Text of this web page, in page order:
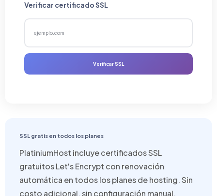
Verificar certificado SSL
Verificar SSL
SSL gratis en todos los planes
PlatiniumHost incluye certificados SSL
gratuitos Let's Encrypt con renovación
automática en todos los planes de hosting. Sin
costo adicional, sin configuración manual.